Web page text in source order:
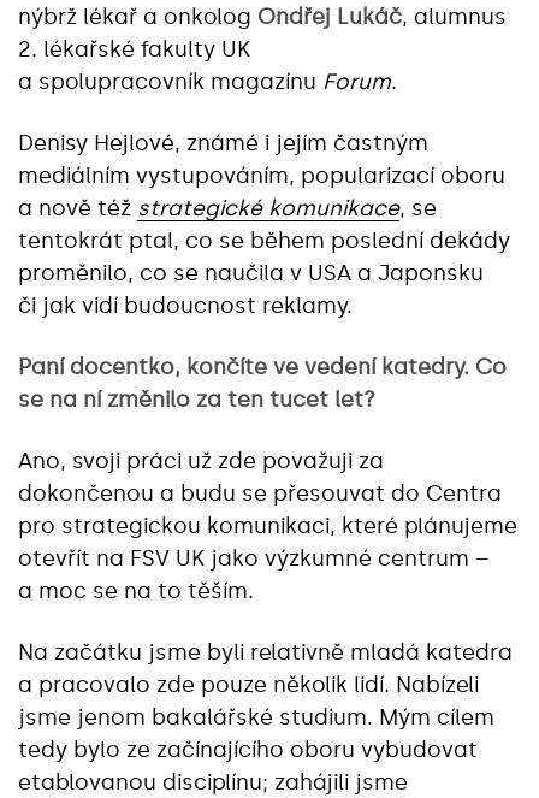
nýbrž lékař a onkolog Ondřej Lukáč, alumnus
2. lékařské fakulty UK
a spolupracovník magazínu Forum.
Denisy Hejlové, známé i jejím častným
mediálním vystupováním, popularizací oboru
a nově též strategické komunikace, se
tentokrát ptal, co se během poslední dekády
proměnilo, co se naučila v USA a Japonsku
či jak vidí budoucnost reklamy.
Paní docentko, končíte ve vedení katedry. Co
se na ní změnilo za ten tucet let?
Ano, svoji práci už zde považuji za
dokončenou a budu se přesouvat do Centra
pro strategickou komunikaci, které plánujeme
otevřít na FSV UK jako výzkumné centrum –
a moc se na to těším.
Na začátku jsme byli relativně mladá katedra
a pracovalo zde pouze několik lidí. Nabízeli
jsme jenom bakalářské studium. Mým cílem
tedy bylo ze začínajícího oboru vybudovat
etablovanou disciplínu; zahájili jsme